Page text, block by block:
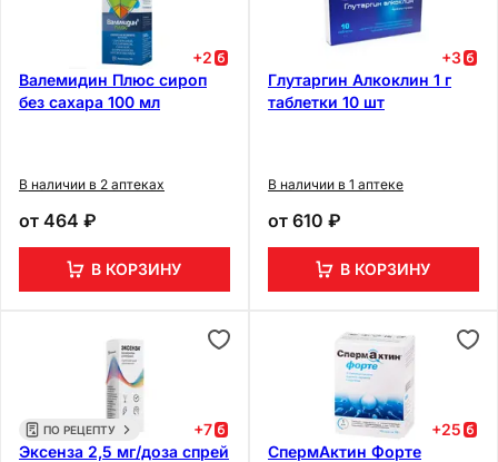
+2
Валемидин Плюс сироп
без сахара 100 мл
В наличии в 2 аптеках
от 464 ₽
В КОРЗИНУ
+3
Глутаргин Алкоклин 1 г
таблетки 10 шт
В наличии в 1 аптеке
от 610 ₽
В КОРЗИНУ
ПО РЕЦЕПТУ +7
Эксенза 2,5 мг/доза спрей
+25
СпермАктин Форте